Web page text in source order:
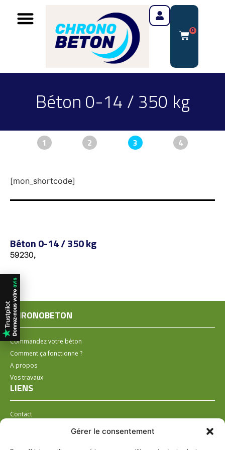
Gérer le consentement
0
Béton 0-14 / 350 kg
1 2 3 4
[mon_shortcode]
Béton 0-14 / 350 kg
59230,
CHRONOBETON
Commandez votre béton
Comment ça fonctionne ?
A propos
Vos travaux
LIENS
Contact